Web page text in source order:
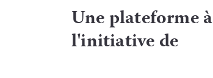
Une plateforme à
l'initiative de